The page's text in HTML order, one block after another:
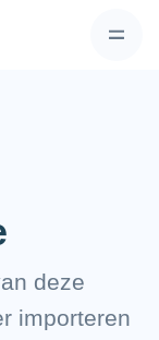
deze
importeren